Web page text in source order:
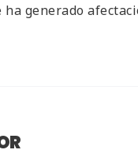
ha generado